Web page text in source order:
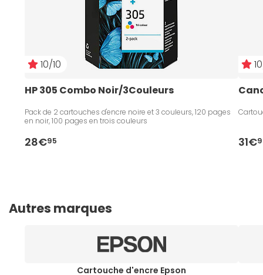
10/10
HP 305 Combo Noir/3Couleurs
Pack de 2 cartouches d'encre noire et 3 couleurs, 120 pages
en noir, 100 pages en trois couleurs
28€95 31€
Autres marques
Cartouche d'encre Epson